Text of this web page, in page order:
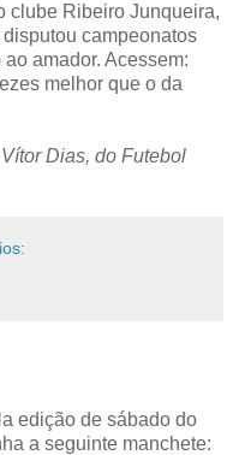
clube Ribeiro Junqueira,
campeonatos
amador. Acessem:
melhor que o da
Dias, do Futebol
edição de sábado do
a seguinte manchete: